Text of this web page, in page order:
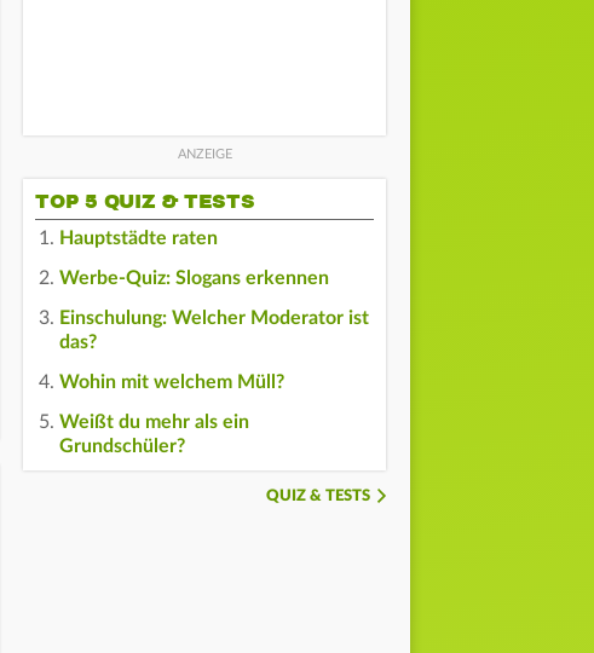
TOP 5 QUIZ & TESTS
Hauptstädte raten
Werbe-Quiz: Slogans erkennen
Einschulung: Welcher Moderator ist
das?
Wohin mit welchem Müll?
Weißt du mehr als ein
Grundschüler?
QUIZ & TESTS